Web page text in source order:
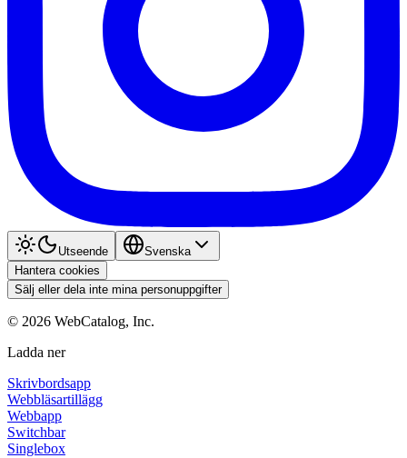
Utseende
Svenska
Hantera cookies
Sälj eller dela inte mina personuppgifter
© 2026 WebCatalog, Inc.
Ladda ner
Skrivbordsapp
Webbläsartillägg
Webbapp
Switchbar
Singlebox